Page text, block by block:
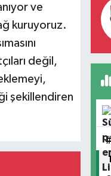
ve
kuruyoruz.
değil,
şekillendiren